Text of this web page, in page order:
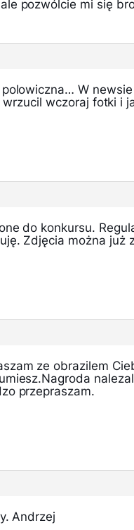
pozwólcie mi się
W
wczoraj fotki i
do konkursu.
Zdjęcia można już
ze obrazilem
przepraszam.
Andrzej